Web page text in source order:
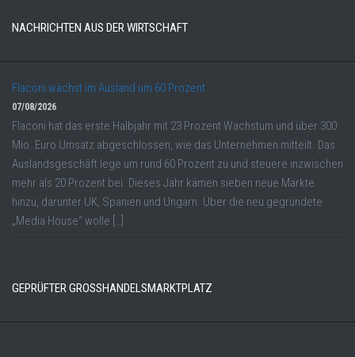
NACHRICHTEN AUS DER WIRTSCHAFT
Flaconi wächst im Ausland um 60 Prozent
07/08/2026
Flaconi hat das erste Halbjahr mit 23 Prozent Wachstum und über 300
Mio. Euro Umsatz abgeschlossen, wie das Unternehmen mitteilt. Das
Auslandsgeschäft lege um rund 60 Prozent zu und steuere inzwischen
mehr als 20 Prozent bei. Dieses Jahr kämen sieben neue Märkte
hinzu, darunter UK, Spanien und Ungarn. Über die neu gegründete
„Media House“ wolle […]
GEPRÜFTER GROSSHANDELSMARKTPLATZ